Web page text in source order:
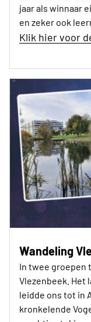
jaar als winnaar
en zeker ook
Klik hier voor
Wandeling
In twee groepen
Vlezenbeek. Het
leidde ons tot in
kronkelende